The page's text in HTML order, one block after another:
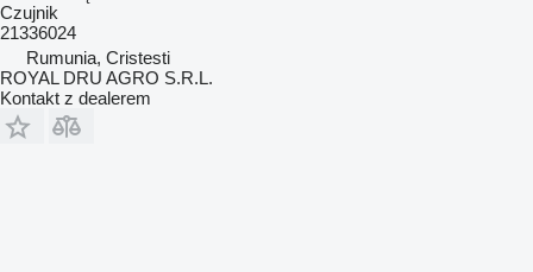
Czujnik
21336024
Rumunia, Cristesti
ROYAL DRU AGRO S.R.L.
Kontakt z dealerem